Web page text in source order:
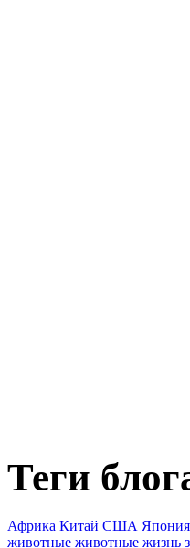
Теги
Африка Китай США Япония
животные животные жизнь